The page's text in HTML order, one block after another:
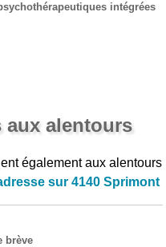
intégrées
aux alentours
également aux alentours
sur 4140 Sprimont
brève